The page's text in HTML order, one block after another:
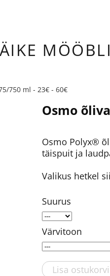
750 ml - 23€ - 60€
Osmo
Osmo Polyx®
täispuit ja
Valikus hetkel
Suurus
Värvitoon
Lisa ostukorvi